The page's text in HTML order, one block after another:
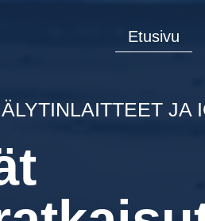
Etusivu
JA